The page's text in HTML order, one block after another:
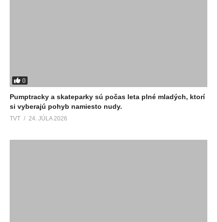
0
Pumptracky a skateparky sú počas leta plné mladých, ktorí
si vyberajú pohyb namiesto nudy.
TVT 24. JÚLA 2026